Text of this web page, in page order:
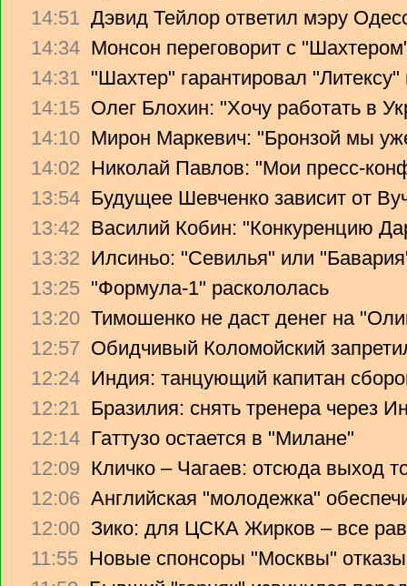
14:51 Дэвид Тейлор ответил мэру
14:34 Монсон переговорит с
14:31 "Шахтер" гарантировал
14:15 Олег Блохин: "Хочу работать в
14:10 Мирон Маркевич: "Бронзой мы
14:02 Николай Павлов: "Мои пресс-
13:54 Будущее Шевченко зависит от
13:42 Василий Кобин: "Конкуренцию
13:32 Илсиньо: "Севилья" или
13:25 "Формула-1" раскололась
13:20 Тимошенко не даст денег на
12:57 Обидчивый Коломойский
12:24 Индия: танцующий капитан
12:21 Бразилия: снять тренера через
12:14 Гаттузо остается в "Милане"
12:09 Кличко – Чагаев: отсюда выход
12:06 Английская "молодежка"
12:00 Зико: для ЦСКА Жирков – все
11:55 Новые спонсоры "Москвы"